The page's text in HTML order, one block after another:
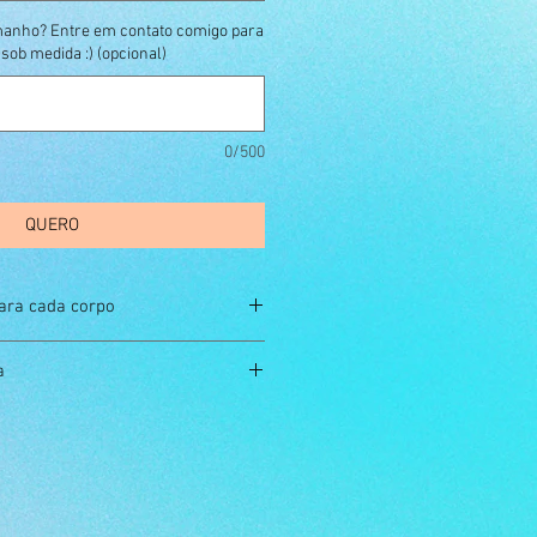
Entre em contato comigo para
medida :) (opcional)
0/500
QUERO
cada corpo
92 a 97
neutro